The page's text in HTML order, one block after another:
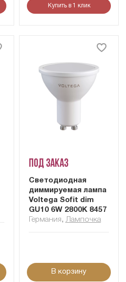
Купить в 1 клик
Под заказ
Светодиодная
диммируемая лампа
Voltega Sofit dim
GU10 6W 2800K 8457
Германия , Лампочка
В корзину